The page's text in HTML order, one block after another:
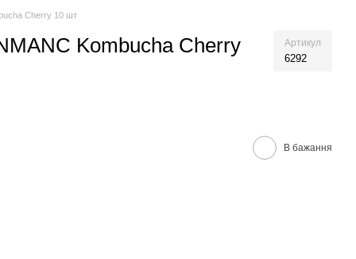
Cherry 10 шт
Kombucha Cherry Артикул
6292
В бажання